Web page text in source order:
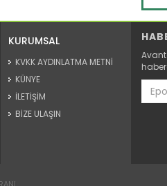
KURUMSAL
KVKK AYDINLATMA METNİ
KÜNYE
İLETİŞİM
BİZE ULAŞIN